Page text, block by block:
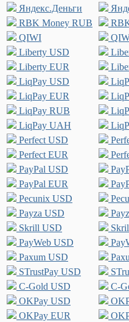
Яндекс.Деньги
RBK Money RUB
QIWI
Liberty USD
Liberty EUR
LiqPay USD
LiqPay EUR
LiqPay RUB
LiqPay UAH
Perfect USD
Perfect EUR
PayPal USD
PayPal EUR
Pecunix USD
Payza USD
Skrill USD
PayWeb USD
Paxum USD
STrustPay USD
C-Gold USD
C-
OKPay USD
OKPay EUR